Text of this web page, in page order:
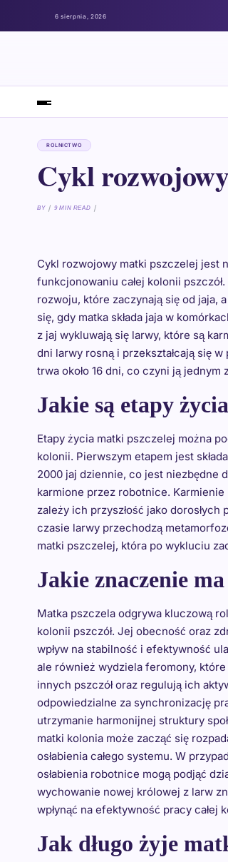
6 sierpnia, 2026
ROLNICTWO
Cykl
BY 9 MIN READ
Cykl rozwojowy matki pszczelej jest
funkcjonowaniu całej kolonii
rozwoju, które zaczynają się od jaja,
się, gdy matka składa jaja w
z jaj wykluwają się larwy, które są
dni larwy rosną i przekształcają się
trwa około 16 dni, co czyni ją
Jakie są etapy
Etapy życia matki pszczelej można
kolonii. Pierwszym etapem jest
2000 jaj dziennie, co jest niezbędne
karmione przez robotnice.
zależy ich przyszłość jako
czasie larwy przechodzą
matki pszczelej, która po wykluciu
Jakie znaczenie
Matka pszczela odgrywa kluczową
kolonii pszczół. Jej obecność oraz
wpływ na stabilność i efektywność
ale również wydziela feromony, które
innych pszczół oraz regulują ich
odpowiedzialne za synchronizację
utrzymanie harmonijnej struktury
matki kolonia może zacząć się
osłabienia całego systemu. W
osłabienia robotnice mogą podjąć
wychowanie nowej królowej z larw
wpłynąć na efektywność pracy
Jak długo żyje